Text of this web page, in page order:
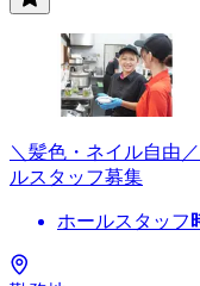
＼髪色・ネイル自由
ルスタッフ募集
ホールスタッフ